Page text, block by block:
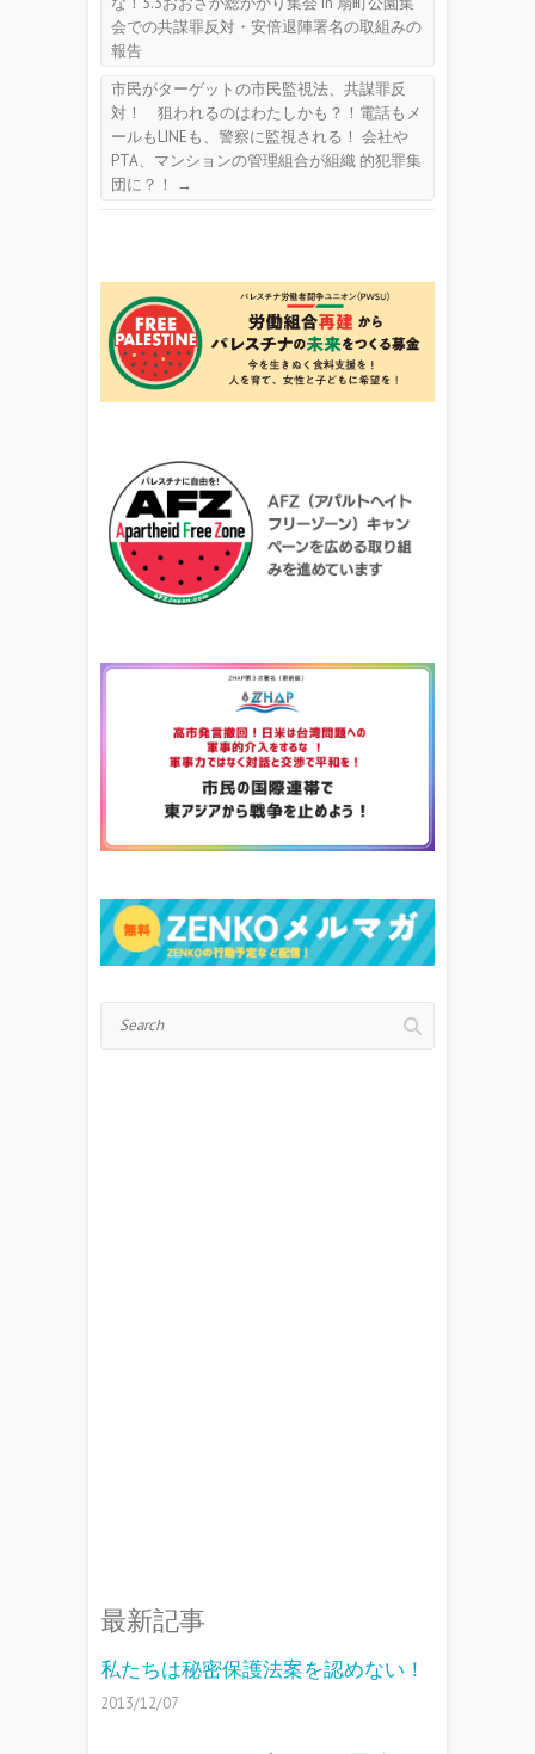
会での共謀罪反対・安倍退陣署名の取組みの
報告
市民がターゲットの市民監視法、共謀罪反
対！ 狙われるのはわたしかも？！電話もメ
ールもLINEも、警察に監視される！ 会社や
PTA、マンションの管理組合が組織 的犯罪集
団に？！
→
最新記事
私たちは秘密保護法案を認めない！
2013/12/07